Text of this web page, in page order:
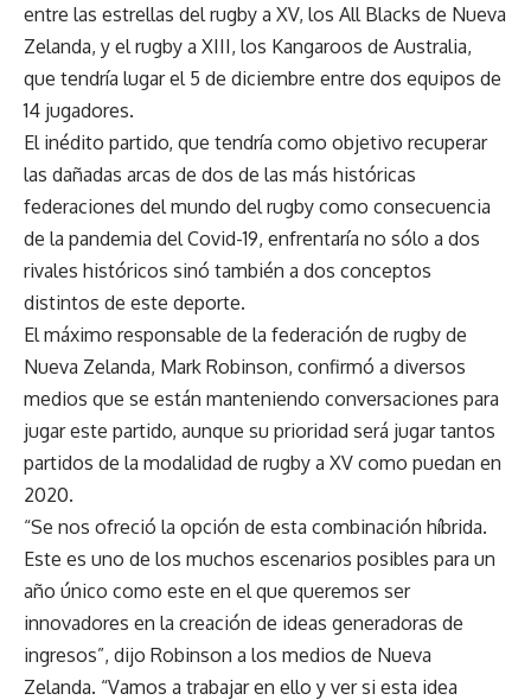
entre las estrellas del rugby a XV, los All Blacks de Nueva
Zelanda, y el rugby a XIII, los Kangaroos de Australia,
que tendría lugar el 5 de diciembre entre dos equipos de
14 jugadores.
El inédito partido, que tendría como objetivo recuperar
las dañadas arcas de dos de las más históricas
federaciones del mundo del rugby como consecuencia
de la pandemia del Covid-19, enfrentaría no sólo a dos
rivales históricos sinó también a dos conceptos
distintos de este deporte.
El máximo responsable de la federación de rugby de
Nueva Zelanda, Mark Robinson, confirmó a diversos
medios que se están manteniendo conversaciones para
jugar este partido, aunque su prioridad será jugar tantos
partidos de la modalidad de rugby a XV como puedan en
2020.
“Se nos ofreció la opción de esta combinación híbrida.
Este es uno de los muchos escenarios posibles para un
año único como este en el que queremos ser
innovadores en la creación de ideas generadoras de
ingresos”, dijo Robinson a los medios de Nueva
Zelanda. “Vamos a trabajar en ello y ver si esta idea